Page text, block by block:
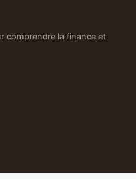
comprendre la finance et